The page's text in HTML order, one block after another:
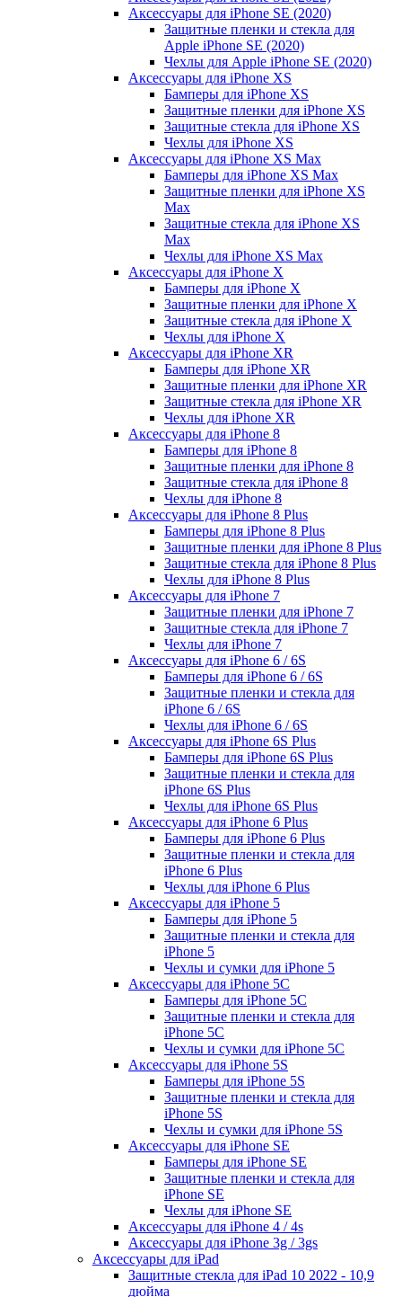
Аксессуары для iPhone SE (2020)
Защитные пленки и стекла для
Apple iPhone SE (2020)
Чехлы для Apple iPhone SE (2020)
Аксессуары для iPhone ХS
Бамперы для iPhone ХS
Защитные пленки для iPhone ХS
Защитные стекла для iPhone ХS
Чехлы для iPhone ХS
Аксессуары для iPhone ХS Max
Бамперы для iPhone XS Max
Защитные пленки для iPhone XS
Max
Защитные стекла для iPhone XS
Max
Чехлы для iPhone XS Max
Аксессуары для iPhone X
Бамперы для iPhone X
Защитные пленки для iPhone X
Защитные стекла для iPhone X
Чехлы для iPhone X
Аксессуары для iPhone XR
Бамперы для iPhone XR
Защитные пленки для iPhone XR
Защитные стекла для iPhone XR
Чехлы для iPhone XR
Аксессуары для iPhone 8
Бамперы для iPhone 8
Защитные пленки для iPhone 8
Защитные стекла для iPhone 8
Чехлы для iPhone 8
Аксессуары для iPhone 8 Plus
Бамперы для iPhone 8 Plus
Защитные пленки для iPhone 8 Plus
Защитные стекла для iPhone 8 Plus
Чехлы для iPhone 8 Plus
Аксессуары для iPhone 7
Защитные пленки для iPhone 7
Защитные стекла для iPhone 7
Чехлы для iPhone 7
Аксессуары для iPhone 6 / 6S
Бамперы для iPhone 6 / 6S
Защитные пленки и стекла для
iPhone 6 / 6S
Чехлы для iPhone 6 / 6S
Аксессуары для iPhone 6S Plus
Бамперы для iPhone 6S Plus
Защитные пленки и стекла для
iPhone 6S Plus
Чехлы для iPhone 6S Plus
Аксессуары для iPhone 6 Plus
Бамперы для iPhone 6 Plus
Защитные пленки и стекла для
iPhone 6 Plus
Чехлы для iPhone 6 Plus
Аксессуары для iPhone 5
Бамперы для iPhone 5
Защитные пленки и стекла для
iPhone 5
Чехлы и сумки для iPhone 5
Аксессуары для iPhone 5C
Бамперы для iPhone 5C
Защитные пленки и стекла для
iPhone 5C
Чехлы и сумки для iPhone 5C
Аксессуары для iPhone 5S
Бамперы для iPhone 5S
Защитные пленки и стекла для
iPhone 5S
Чехлы и сумки для iPhone 5S
Аксессуары для iPhone SE
Бамперы для iPhone SE
Защитные пленки и стекла для
iPhone SE
Чехлы для iPhone SE
Аксессуары для iPhone 4 / 4s
Аксессуары для iPhone 3g / 3gs
Аксессуары для iPad
Защитные стекла для iPad 10 2022 - 10,9
дюйма